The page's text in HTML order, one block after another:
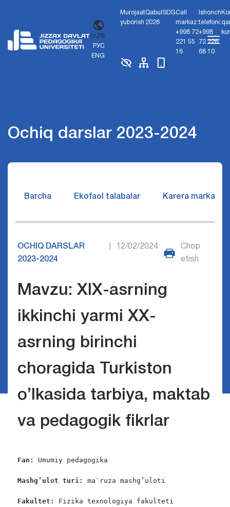
O'ZB
РУС
ENG
Murojaat
yuborish
Qabul
2026
SDGCall
markaz:
+998 72
221 55
16
Ishonch
telefoni:
+998
72 226
68 10
Ochiq darslar 2023-2024
Barcha Ekofaol talabalar Karera markazi
OCHIQ DARSLAR
2023-2024
12/02/2024
Chop
etish
Mavzu: XIX-asrning
ikkinchi yarmi XX-
asrning birinchi
choragida Turkiston
o’lkasida tarbiya, maktab
va pedagogik fikrlar
Fan: Umumiy pedagogika
Mashg’ulot turi: ma`ruza mashg’uloti
Fakultet: Fizika texnologiya fakulteti